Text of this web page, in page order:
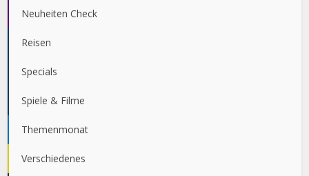
Neuheiten Check
Reisen
Specials
Spiele & Filme
Themenmonat
Verschiedenes